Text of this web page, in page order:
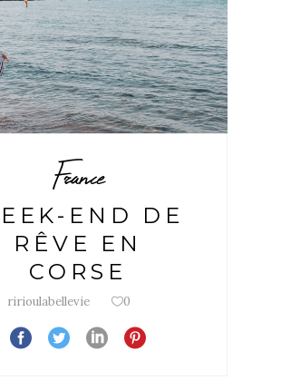
France
END DE
RÊVE EN
CORSE
ririoulabellevie 0